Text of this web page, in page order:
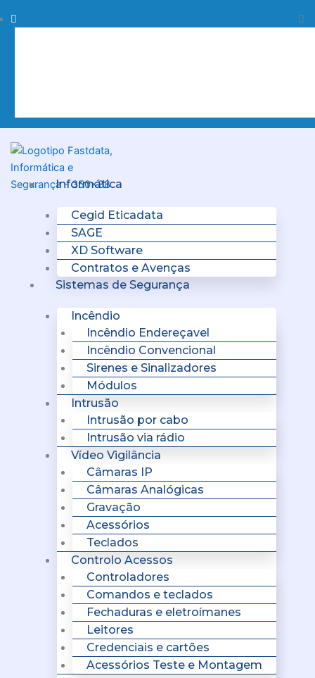
to
Procurar
Informática
Cegid Eticadata
SAGE
XD Software
Contratos e Avenças
Sistemas de Segurança
Incêndio
Incêndio Endereçavel
Incêndio Convencional
Sirenes e Sinalizadores
Módulos
Intrusão
Intrusão por cabo
Intrusão via rádio
Vídeo Vigilância
Câmaras IP
Câmaras Analógicas
Gravação
Acessórios
Teclados
Controlo Acessos
Controladores
Comandos e teclados
Fechaduras e eletroímanes
Leitores
Credenciais e cartões
Acessórios Teste e Montagem
Menu